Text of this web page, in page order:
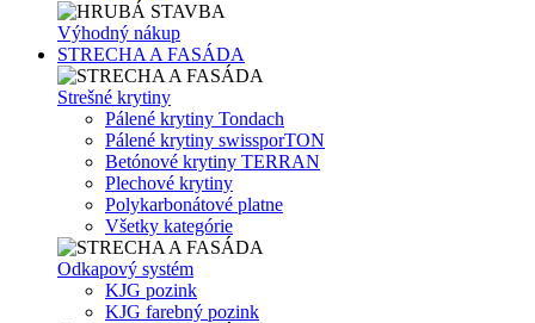
Výhodný nákup
STRECHA A FASÁDA
Strešné krytiny
Pálené krytiny Tondach
Pálené krytiny swissporTON
Betónové krytiny TERRAN
Plechové krytiny
Polykarbonátové platne
Všetky kategórie
Odkapový systém
KJG pozink
KJG farebný pozink